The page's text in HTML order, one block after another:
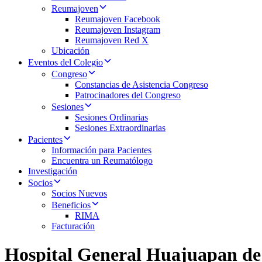
Reumajoven
Reumajoven Facebook
Reumajoven Instagram
Reumajoven Red X
Ubicación
Eventos del Colegio
Congreso
Constancias de Asistencia Congreso
Patrocinadores del Congreso
Sesiones
Sesiones Ordinarias
Sesiones Extraordinarias
Pacientes
Información para Pacientes
Encuentra un Reumatólogo
Investigación
Socios
Socios Nuevos
Beneficios
RIMA
Facturación
Hospital General Huajuapan